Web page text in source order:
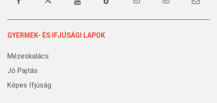
GYERMEK- ÉS IFJÚSÁGI LAPOK
Mézeskalács
Jó Pajtás
Képes Ifjúság